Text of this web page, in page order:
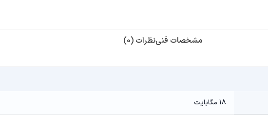
مشخصات فنینظرات (0)
18 مگابایت